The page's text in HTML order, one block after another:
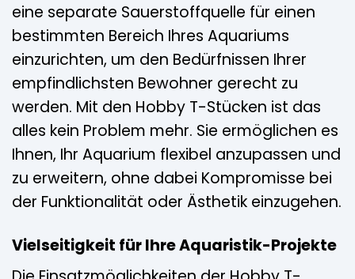
eine separate Sauerstoffquelle für einen
bestimmten Bereich Ihres Aquariums
einzurichten, um den Bedürfnissen Ihrer
empfindlichsten Bewohner gerecht zu
werden. Mit den Hobby T-Stücken ist das
alles kein Problem mehr. Sie ermöglichen es
Ihnen, Ihr Aquarium flexibel anzupassen und
zu erweitern, ohne dabei Kompromisse bei
der Funktionalität oder Ästhetik einzugehen.
Vielseitigkeit für Ihre Aquaristik-Projekte